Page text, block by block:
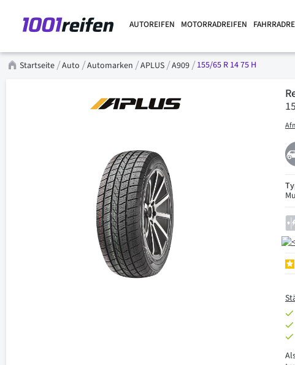
AUTOREIFEN MOTORRADREIFEN
Startseite Auto Automarken APLUS A909 155/65 R 14 75 H